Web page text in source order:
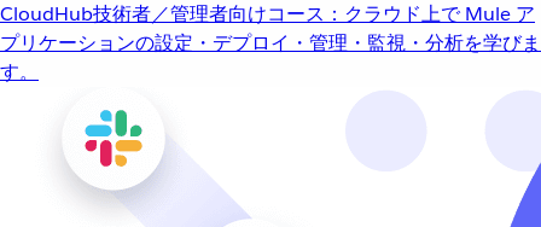
CloudHub技術者／管理者向けコース：クラウド上で Mule ア
プリケーションの設定・デプロイ・管理・監視・分析を学びま
す。